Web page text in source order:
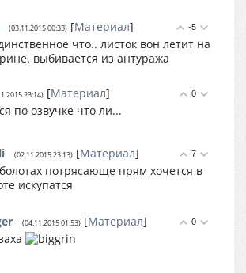
-5
(03.11.2015 00:33) [Материал]
что.. листок вон летит на
выбивается из антуража
0
23:14) [Материал]
по озвучке что ли...
7
(02.11.2015 23:13) [Материал]
потрясающе прям хочется в
искупатся
0
(04.11.2015 01:53) [Материал]